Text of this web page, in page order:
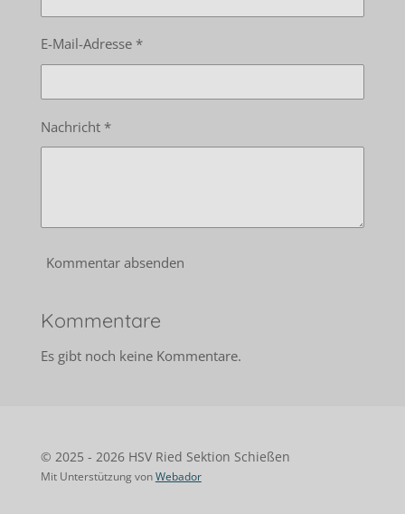
E-Mail-Adresse *
Nachricht *
Kommentar absenden
Kommentare
Es gibt noch keine Kommentare.
© 2025 - 2026 HSV Ried Sektion Schießen
Mit Unterstützung von Webador